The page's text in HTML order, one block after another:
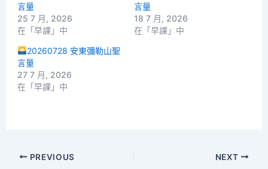
言量
25 7 月, 2026
在「早課」中
言量
18 7 月, 2026
在「早課」中
20260728 安東彌勒山聖
言量
27 7 月, 2026
在「早課」中
PREVIOUS NEXT